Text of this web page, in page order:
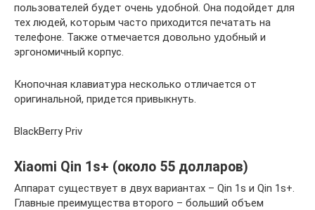
пользователей будет очень удобной. Она подойдет для
тех людей, которым часто приходится печатать на
телефоне. Также отмечается довольно удобный и
эргономичный корпус.
Кнопочная клавиатура несколько отличается от
оригинальной, придется привыкнуть.
BlackBerry Priv
Xiaomi Qin 1s+ (около 55 долларов)
Аппарат существует в двух вариантах – Qin 1s и Qin 1s+.
Главные преимущества второго – больший объем